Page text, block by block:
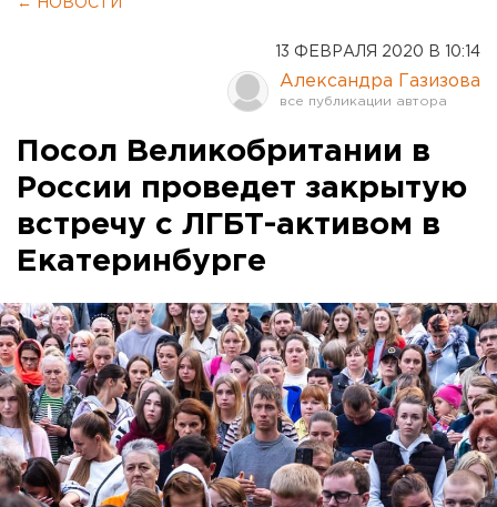
← НОВОСТИ
13 ФЕВРАЛЯ 2020 В 10:14
Александра Газизова
Посол Великобритании в
России проведет закрытую
встречу с ЛГБТ-активом в
Екатеринбурге